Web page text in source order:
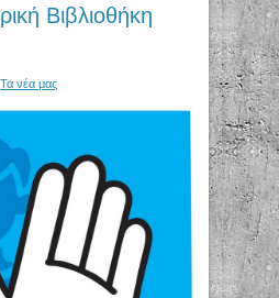
Βιβλιοθήκη
Τα νέα μας